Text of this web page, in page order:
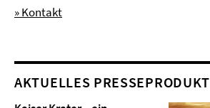
» Kontakt
AKTUELLES PRESSEPRODUKT